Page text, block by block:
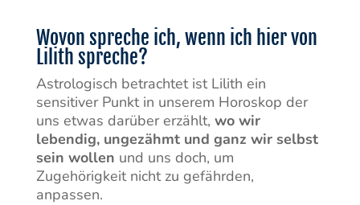
Wovon spreche ich, wenn ich hier von
Lilith spreche?
Astrologisch betrachtet ist Lilith ein
sensitiver Punkt in unserem Horoskop der
uns etwas darüber erzählt, wo wir
lebendig, ungezähmt und ganz wir selbst
sein wollen und uns doch, um
Zugehörigkeit nicht zu gefährden,
anpassen.